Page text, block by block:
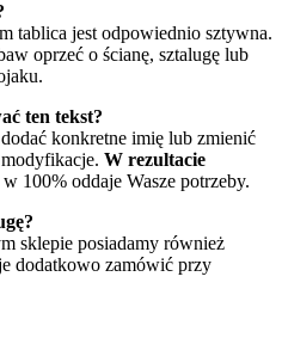
tablica jest odpowiednio sztywna.
oprzeć o ścianę, sztalugę lub
ten tekst?
konkretne imię lub zmienić
W rezultacie
100% oddaje Wasze potrzeby.
sklepie posiadamy również
dodatkowo zamówić przy